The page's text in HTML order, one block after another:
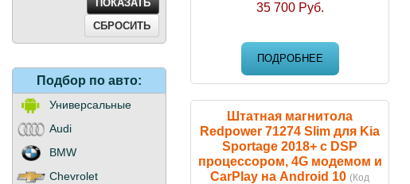
35 700 Руб.
ПОДРОБНЕЕ
Штатная магнитола
Redpower 71274 Slim для Kia
Sportage 2018+ с DSP
процессором, 4G модемом и
CarPlay на Android 10 (Код
Подбор по авто:
Универсальные
Audi
BMW
Chevrolet